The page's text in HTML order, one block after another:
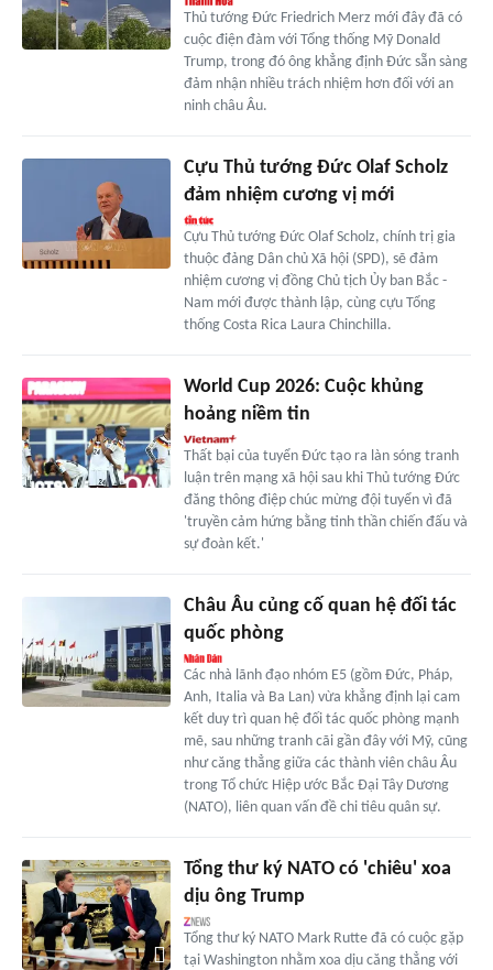
Thủ tướng Đức Friedrich Merz mới đây đã có
cuộc điện đàm với Tổng thống Mỹ Donald
Trump, trong đó ông khẳng định Đức sẵn sàng
đảm nhận nhiều trách nhiệm hơn đối với an
ninh châu Âu.
Cựu Thủ tướng Đức Olaf Scholz
đảm nhiệm cương vị mới
Cựu Thủ tướng Đức Olaf Scholz, chính trị gia
thuộc đảng Dân chủ Xã hội (SPD), sẽ đảm
nhiệm cương vị đồng Chủ tịch Ủy ban Bắc -
Nam mới được thành lập, cùng cựu Tổng
thống Costa Rica Laura Chinchilla.
World Cup 2026: Cuộc khủng
hoảng niềm tin
Thất bại của tuyển Đức tạo ra làn sóng tranh
luận trên mạng xã hội sau khi Thủ tướng Đức
đăng thông điệp chúc mừng đội tuyển vì đã
'truyền cảm hứng bằng tinh thần chiến đấu và
sự đoàn kết.'
Châu Âu củng cố quan hệ đối tác
quốc phòng
Các nhà lãnh đạo nhóm E5 (gồm Đức, Pháp,
Anh, Italia và Ba Lan) vừa khẳng định lại cam
kết duy trì quan hệ đối tác quốc phòng mạnh
mẽ, sau những tranh cãi gần đây với Mỹ, cũng
như căng thẳng giữa các thành viên châu Âu
trong Tổ chức Hiệp ước Bắc Đại Tây Dương
(NATO), liên quan vấn đề chi tiêu quân sự.
Tổng thư ký NATO có 'chiêu' xoa
dịu ông Trump
Tổng thư ký NATO Mark Rutte đã có cuộc gặp
tại Washington nhằm xoa dịu căng thẳng với